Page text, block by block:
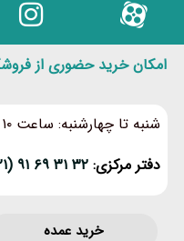
امکان خرید حضوری از
شنبه تا چهارشنبه: ساعت ۱۰ الی ۲۰، پنج شنبه‌ها: ۱۰ الی ۱۴
دفتر مرکزی: ۳۲ ۳۱ ۶۹ ۹۱ (۰۲۱)
خرید عمده